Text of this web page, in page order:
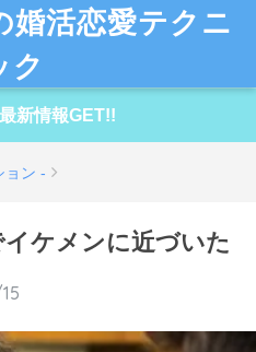
婚活恋愛テクニ
ク
新情報GET!!
ョン -
ケメンに近づいた